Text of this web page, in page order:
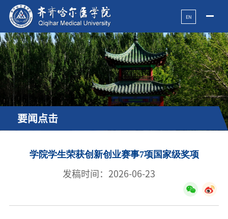
EN
要闻点击
学院学生荣获创新创业赛事7项国家级奖项
发稿时间：2026-06-23